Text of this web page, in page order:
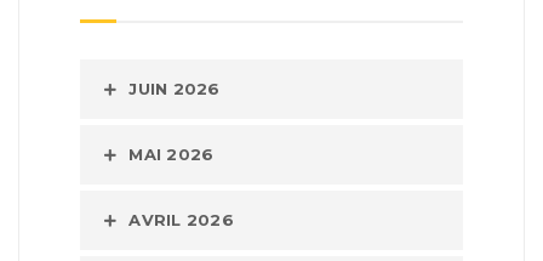
JUIN 2026
MAI 2026
AVRIL 2026